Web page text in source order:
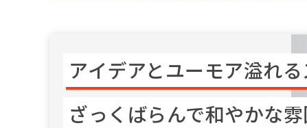
アイデアとユーモア溢れ
ざっくばらんで和やかな